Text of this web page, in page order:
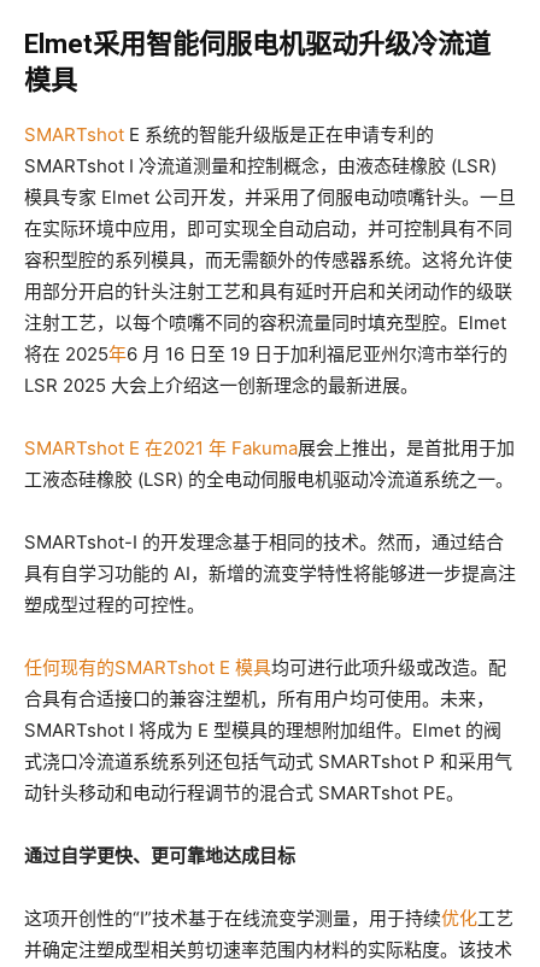
Elmet采用智能伺服电机驱动升级冷流道
模具
SMARTshot E 系统的智能升级版是正在申请专利的
SMARTshot I 冷流道测量和控制概念，由液态硅橡胶 (LSR)
模具专家 Elmet 公司开发，并采用了伺服电动喷嘴针头。一旦
在实际环境中应用，即可实现全自动启动，并可控制具有不同
容积型腔的系列模具，而无需额外的传感器系统。这将允许使
用部分开启的针头注射工艺和具有延时开启和关闭动作的级联
注射工艺，以每个喷嘴不同的容积流量同时填充型腔。Elmet
将在 2025年6 月 16 日至 19 日于加利福尼亚州尔湾市举行的
LSR 2025 大会上介绍这一创新理念的最新进展。
SMARTshot E 在2021 年 Fakuma展会上推出，是首批用于加
工液态硅橡胶 (LSR) 的全电动伺服电机驱动冷流道系统之一。
SMARTshot-I 的开发理念基于相同的技术。然而，通过结合
具有自学习功能的 AI，新增的流变学特性将能够进一步提高注
塑成型过程的可控性。
任何现有的SMARTshot E 模具均可进行此项升级或改造。配
合具有合适接口的兼容注塑机，所有用户均可使用。未来，
SMARTshot I 将成为 E 型模具的理想附加组件。Elmet 的阀
式浇口冷流道系统系列还包括气动式 SMARTshot P 和采用气
动针头移动和电动行程调节的混合式 SMARTshot PE。
通过自学更快、更可靠地达成目标
这项开创性的“I”技术基于在线流变学测量，用于持续优化工艺
并确定注塑成型相关剪切速率范围内材料的实际粘度。该技术